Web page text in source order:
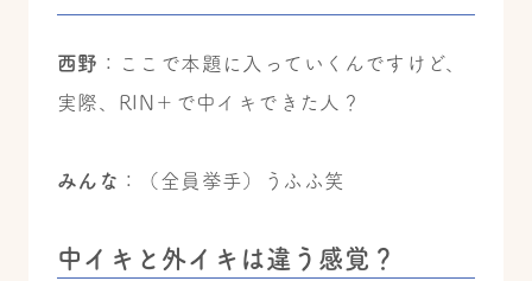
西野 ：ここで本題に入っていくんですけど、
実際、RIN＋で中イキできた人？
みんな ：（全員挙手）うふふ笑
中イキと外イキは違う感覚？